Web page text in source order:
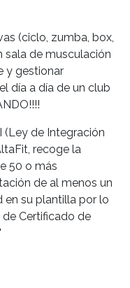
(ciclo, zumba, box,
sala de musculación
y gestionar
día a día de un club
(Ley de Integración
recoge la
50 o más
de al menos un
en su plantilla por lo
Certificado de